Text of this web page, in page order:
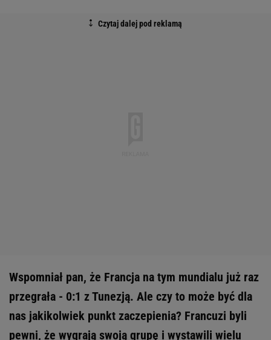
Wspomniał pan, że Francja na tym mundialu już raz
przegrała - 0:1 z Tunezją. Ale czy to może być dla
nas jakikolwiek punkt zaczepienia? Francuzi byli
pewni, że wygrają swoją grupę i wystawili wielu